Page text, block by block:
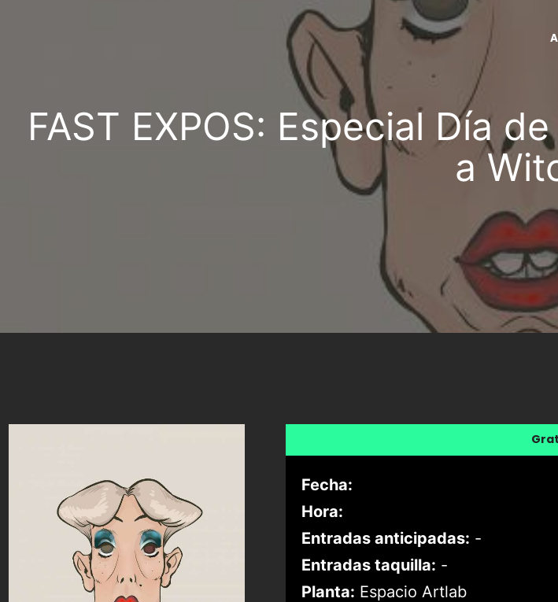
FAST EXPOS: Especial Día
a
Fecha:
Hora:
Entradas anticipadas: -
Entradas taquilla: -
Planta: Espacio Artlab